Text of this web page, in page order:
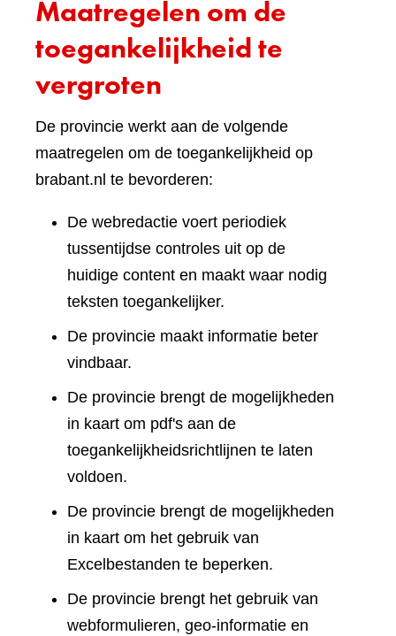
Maatregelen om de
toegankelijkheid te
vergroten
De provincie werkt aan de volgende
maatregelen om de toegankelijkheid op
brabant.nl te bevorderen:
De webredactie voert periodiek
tussentijdse controles uit op de
huidige content en maakt waar nodig
teksten toegankelijker.
De provincie maakt informatie beter
vindbaar.
De provincie brengt de mogelijkheden
in kaart om pdf's aan de
toegankelijkheidsrichtlijnen te laten
voldoen.
De provincie brengt de mogelijkheden
in kaart om het gebruik van
Excelbestanden te beperken.
De provincie brengt het gebruik van
webformulieren, geo-informatie en